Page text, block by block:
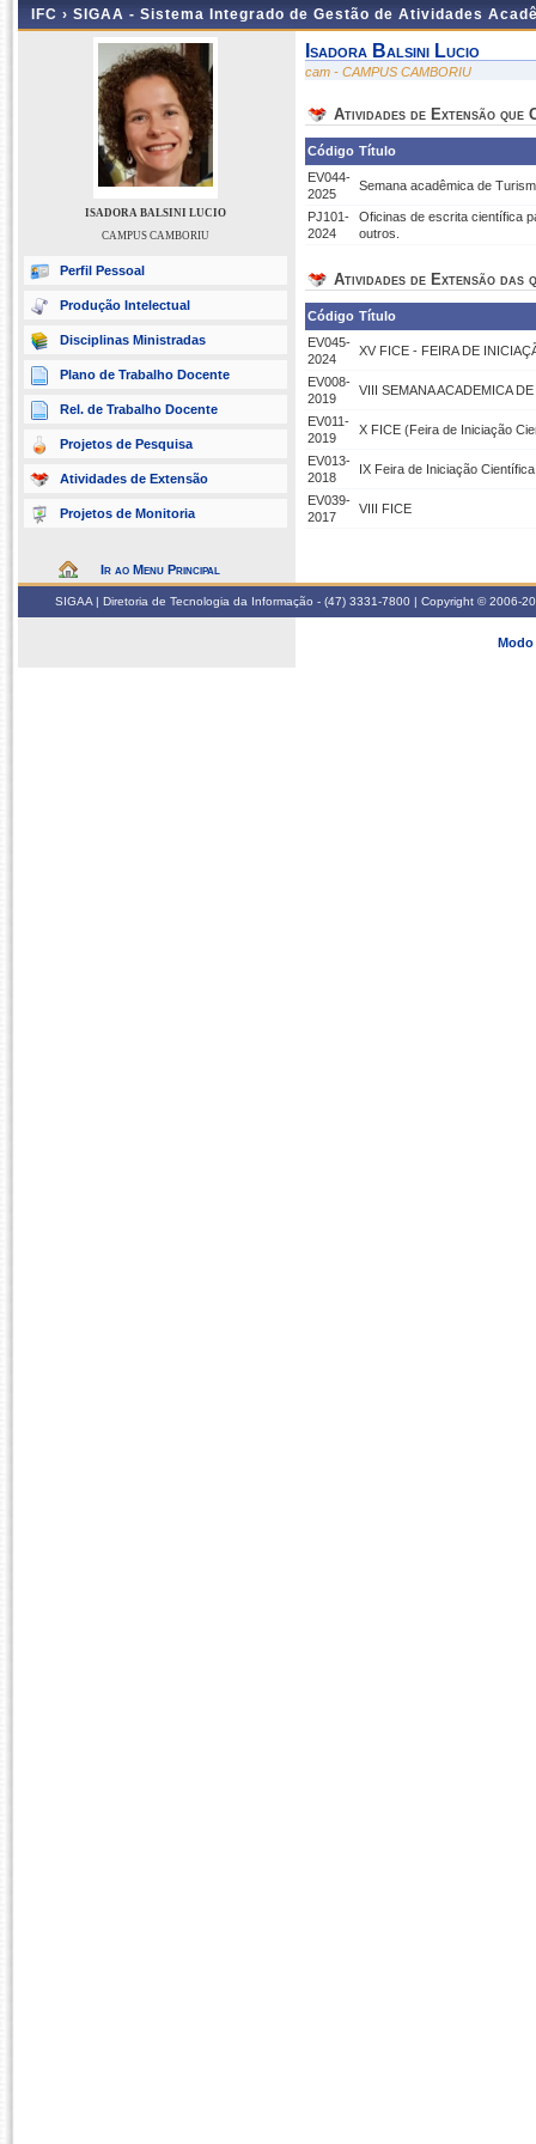
IFC › SIGAA - Sistema Integrado de Gestão de Atividades
ISADORA BALSINI LUCIO
CAMPUS CAMBORIU
Perfil Pessoal
Produção Intelectual
Disciplinas Ministradas
Plano de Trabalho Docente
Rel. de Trabalho Docente
Projetos de Pesquisa
Atividades de Extensão
Projetos de Monitoria
Ir ao Menu Principal
Isadora Balsini Lucio
cam - CAMPUS CAMBORIU
Atividades de Extensão que
Código Título
EV044-
2025
Semana acadêmica de
PJ101-
2024
Oficinas de escrita científica
outros.
Atividades de Extensão das
Código Título
EV045-
2024
XV FICE - FEIRA DE
EV008-
2019
VIII SEMANA ACADEMICA
EV011-
2019
X FICE (Feira de Iniciação
EV013-
2018
IX Feira de Iniciação
EV039-
2017
VIII FICE
SIGAA | Diretoria de Tecnologia da Informação - (47) 3331-7800 | Copyright © 2006-
Modo